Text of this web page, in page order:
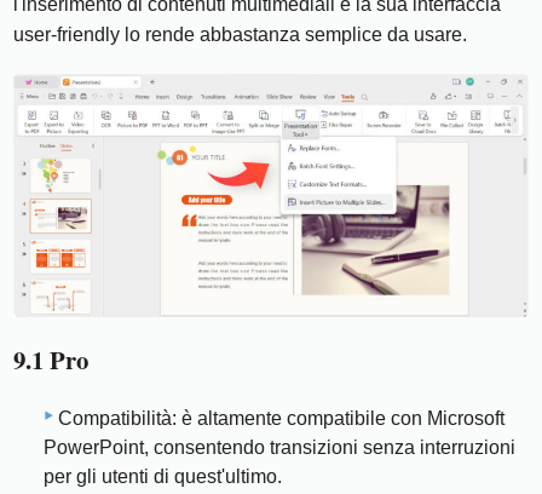
l'inserimento di contenuti multimediali e la sua interfaccia
user-friendly lo rende abbastanza semplice da usare.
9.1 Pro
Compatibilità: è altamente compatibile con Microsoft
PowerPoint, consentendo transizioni senza interruzioni
per gli utenti di quest'ultimo.